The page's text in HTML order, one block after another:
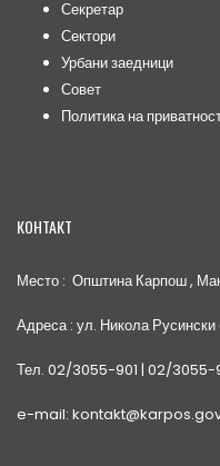
Секретар
Сектори
Урбани заедници
Совет
Политика на
КОНТАКТ
Место : Општина Карпош ,
Адреса : ул. Никола Русински
Тел. 02/3055-901 | 02/3055-
e-mail: